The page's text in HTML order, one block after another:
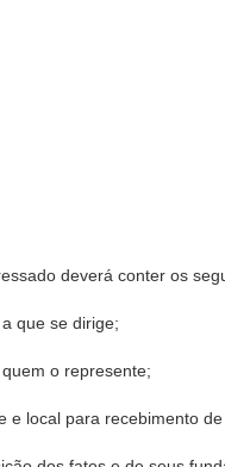
deverá conter os
que se dirige;
o represente;
e local para recebimento